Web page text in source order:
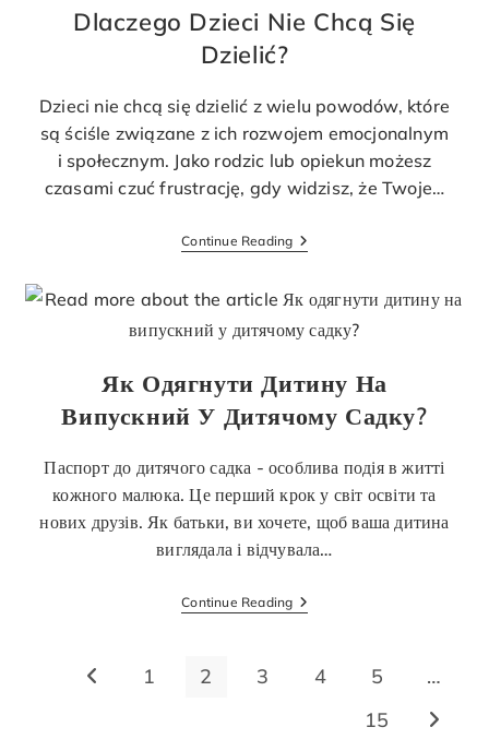
Dlaczego Dzieci Nie Chcą Się
Dzielić?
Dzieci nie chcą się dzielić z wielu powodów, które
są ściśle związane z ich rozwojem emocjonalnym
i społecznym. Jako rodzic lub opiekun możesz
czasami czuć frustrację, gdy widzisz, że Twoje…
Continue Reading
Як Одягнути Дитину На
Випускний У Дитячому Садку?
Паспорт до дитячого садка - особлива подія в житті
кожного малюка. Це перший крок у світ освіти та
нових друзів. Як батьки, ви хочете, щоб ваша дитина
виглядала і відчувала…
Continue Reading
1 2 3 4 5
…
15